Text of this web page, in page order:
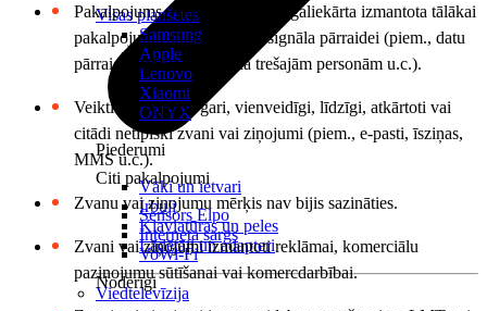
Citi pakalpojumi
Sensors Elpo
Interneta sargs
VoWi-Fi
Viedtelevīzija
Visas planšetes
Samsung
Apple
Lenovo
Xiaomi
ONYX
Piederumi
Vāki un ietvari
Irbuļi
Klaviatūras un peles
Lādētāji un adapteri
Noderīgi
Pakalpojums, SIM karte un/vai galiekārta izmantota tālākai
pakalpojumu sniegšanai vai signāla pārraidei (piem., datu
pārraides tālāka sniegšana trešajām personām u.c.).
Veikti vai saņemti gari, vienveidīgi, līdzīgi, atkārtoti vai
citādi netipiski zvani vai ziņojumi (piem., e-pasti, īsziņas,
MMS u.c.).
Zvanu vai ziņojumu mērķis nav bijis sazināties.
Zvani vai ziņojumi izmantoti reklāmai, komerciālu
paziņojumu sūtīšanai vai komercdarbībai.